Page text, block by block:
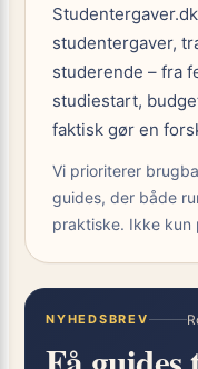
studentergaver,
studerende – fra
studiestart,
faktisk gør en
Vi prioriterer
guides, der både
praktiske. Ikke
NYHEDSBREV